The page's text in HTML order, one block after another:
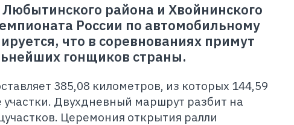
района и Хвойнинского
России по автомобильному
что в соревнованиях примут
гонщиков страны.
385,08 километров, из которых 144,59
Двухдневный маршрут разбит на
Церемония открытия ралли